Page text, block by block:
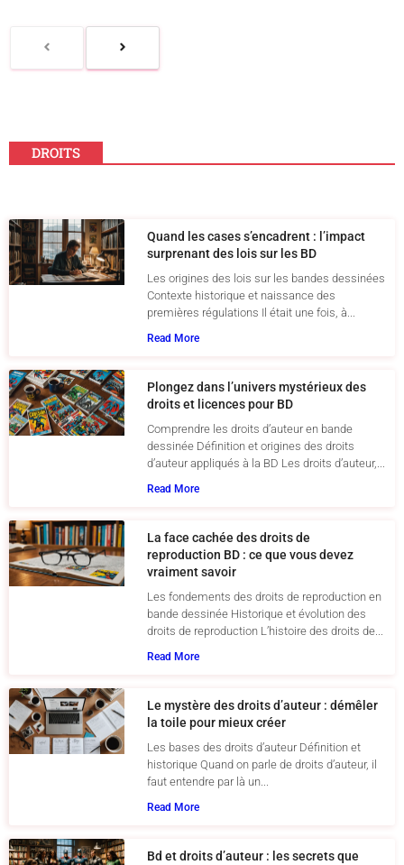
DROITS
Quand les cases s’encadrent : l’impact
surprenant des lois sur les BD
Les origines des lois sur les bandes dessinées
Contexte historique et naissance des
premières régulations Il était une fois, à...
Read More
Plongez dans l’univers mystérieux des
droits et licences pour BD
Comprendre les droits d’auteur en bande
dessinée Définition et origines des droits
d’auteur appliqués à la BD Les droits d’auteur,...
Read More
La face cachée des droits de
reproduction BD : ce que vous devez
vraiment savoir
Les fondements des droits de reproduction en
bande dessinée Historique et évolution des
droits de reproduction L’histoire des droits de...
Read More
Le mystère des droits d’auteur : démêler
la toile pour mieux créer
Les bases des droits d’auteur Définition et
historique Quand on parle de droits d’auteur, il
faut entendre par là un...
Read More
Bd et droits d’auteur : les secrets que